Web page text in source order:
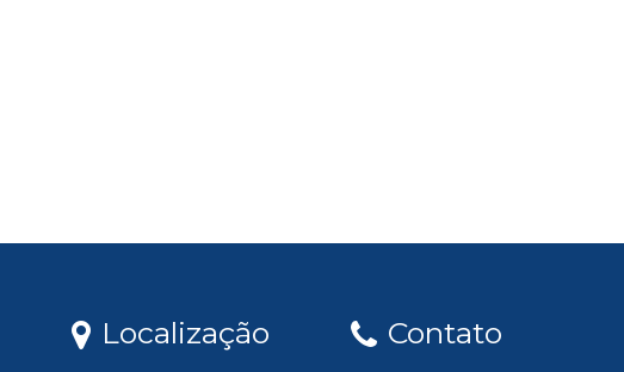
Localização Contato